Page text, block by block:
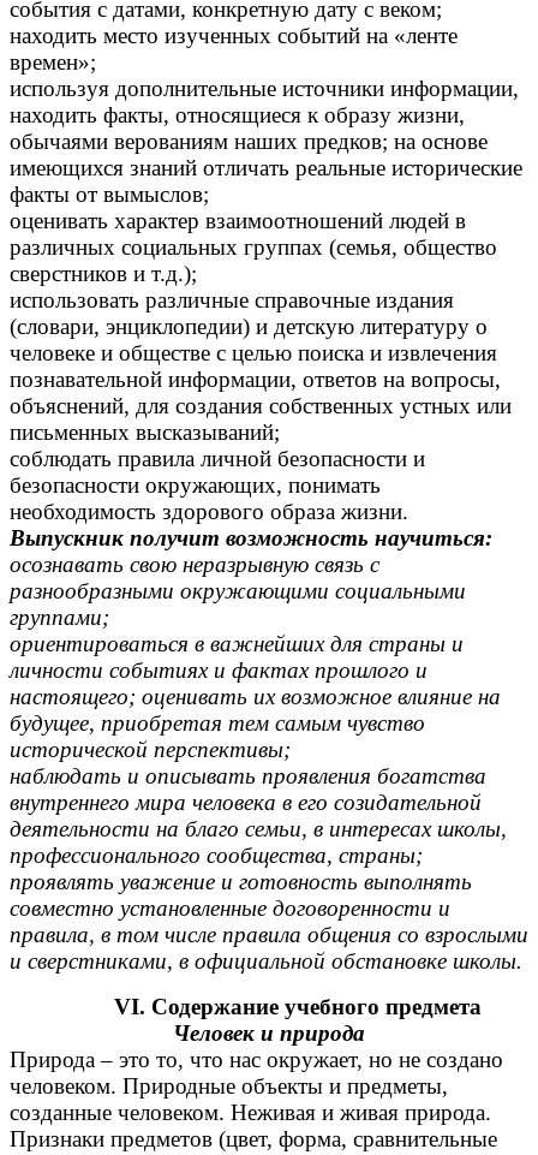
события с датами, конкретную дату с веком;
находить место изученных событий на «ленте
времен»;
используя дополнительные источники информации,
находить факты, относящиеся к образу жизни,
обычаями верованиям наших предков; на основе
имеющихся знаний отличать реальные исторические
факты от вымыслов;
оценивать характер взаимоотношений людей в
различных социальных группах (семья, общество
сверстников и т.д.);
использовать различные справочные издания
(словари, энциклопедии) и детскую литературу о
человеке и обществе с целью поиска и извлечения
познавательной информации, ответов на вопросы,
объяснений, для создания собственных устных или
письменных высказываний;
соблюдать правила личной безопасности и
безопасности окружающих, понимать
необходимость здорового образа жизни.
Выпускник получит возможность научиться:
осознавать свою неразрывную связь с
разнообразными окружающими социальными
группами;
ориентироваться в важнейших для страны и
личности событиях и фактах прошлого и
настоящего; оценивать их возможное влияние на
будущее, приобретая тем самым чувство
исторической перспективы;
наблюдать и описывать проявления богатства
внутреннего мира человека в его созидательной
деятельности на благо семьи, в интересах школы,
профессионального сообщества, страны;
проявлять уважение и готовность выполнять
совместно установленные договоренности и
правила, в том числе правила общения со взрослыми
и сверстниками, в официальной обстановке школы.
VI. Содержание учебного предмета
Человек и природа
Природа – это то, что нас окружает, но не создано
человеком. Природные объекты и предметы,
созданные человеком. Неживая и живая природа.
Признаки предметов (цвет, форма, сравнительные